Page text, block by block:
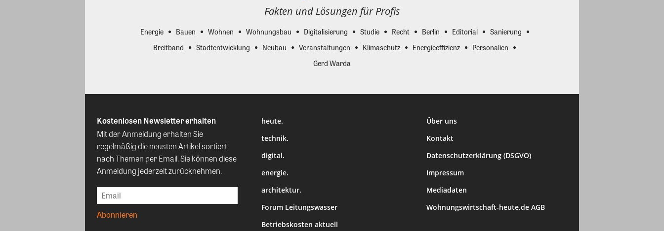
Fakten und Lösungen für Profis
Energie Bauen Wohnen Wohnungsbau Digitalisierung Studie Recht Berlin Editorial
Sanierung
Breitband
Stadtentwicklung Neubau Veranstaltungen Klimaschutz Energieeffizienz
Personalien
Gerd Warda
Kostenlosen Newsletter erhalten
Mit der Anmeldung erhalten Sie
regelmäßig die neusten Artikel sortiert
nach Themen per Email. Sie können diese
Anmeldung jederzeit zurücknehmen.
heute.
technik.
digital.
energie.
architektur.
Forum Leitungswasser
Betriebskosten aktuell
Über uns
Kontakt
Datenschutzerklärung (DSGVO)
Impressum
Mediadaten
Wohnungswirtschaft-heute.de AGB